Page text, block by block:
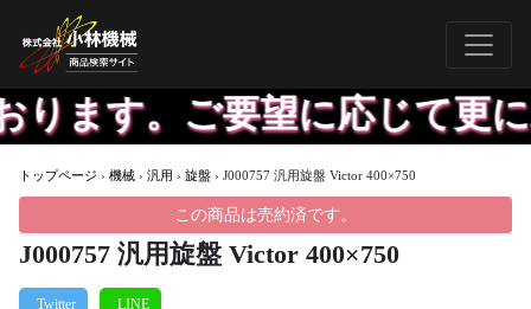
す。ご要望に応じて更に精
トップページ › 機械 › 汎用 › 旋盤 › J000757 汎用旋盤 Victor 400×750
この商品は売約済です。
J000757 汎用旋盤 Victor 400×750